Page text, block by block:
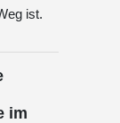
ist.
im